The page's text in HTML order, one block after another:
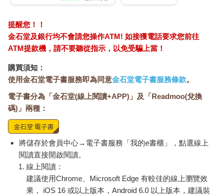
提醒您！！
金石堂及銀行均不會請您操作ATM! 如接獲電話要求您前往
ATM提款機，請不要聽從指示，以免受騙上當！
購買須知：
使用金石堂電子書服務即為同意金石堂電子書服務條款。
電子書分為「金石堂(線上閱讀+APP)」及「Readmoo(兌換
碼)」兩種：
將儲存於會員中心→電子書服務「我的e書櫃」，點選線上
閱讀直接開啟閱讀。
線上閱讀：
建議使用Chrome、Microsoft Edge 有較佳的線上瀏覽效
果， iOS 16 或以上版本，Android 6.0 以上版本，建議裝